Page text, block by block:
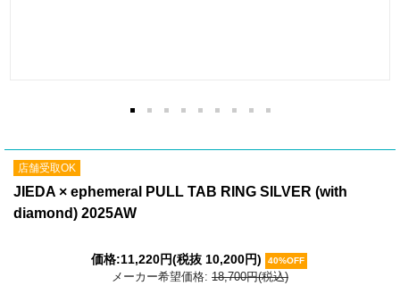
店舗受取OK
JIEDA × ephemeral PULL TAB RING SILVER (with
diamond) 2025AW
価格:11,220円(税抜 10,200円) 40%OFF
メーカー希望価格: 18,700円(税込)